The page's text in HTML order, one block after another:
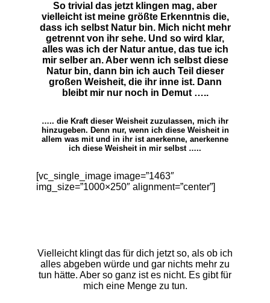
So trivial das jetzt klingen mag, aber
vielleicht ist meine größte Erkenntnis die,
dass ich selbst Natur bin. Mich nicht mehr
getrennt von ihr sehe. Und so wird klar,
alles was ich der Natur antue, das tue ich
mir selber an. Aber wenn ich selbst diese
Natur bin, dann bin ich auch Teil dieser
großen Weisheit, die ihr inne ist. Dann
bleibt mir nur noch in Demut …..
….. die Kraft dieser Weisheit zuzulassen, mich ihr
hinzugeben. Denn nur, wenn ich diese Weisheit in
allem was mit und in ihr ist anerkenne, anerkenne
ich diese Weisheit in mir selbst …..
[vc_single_image image=”1463″
img_size=”1000×250″ alignment=”center”]
Vielleicht klingt das für dich jetzt so, als ob ich
alles abgeben würde und gar nichts mehr zu
tun hätte. Aber so ganz ist es nicht. Es gibt für
mich eine Menge zu tun.